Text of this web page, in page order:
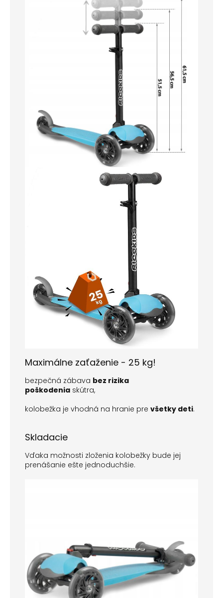
Maximálne zaťaženie - 25 kg!
bezpečná zábava bez rizika
poškodenia skútra,
kolobežka je vhodná na hranie pre všetky deti.
Skladacie
Vďaka možnosti zloženia kolobežky bude jej
prenášanie ešte jednoduchšie.